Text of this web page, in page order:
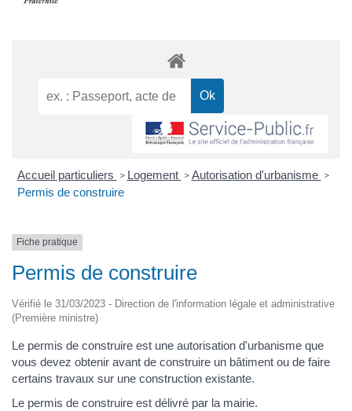
Accueil particuliers > Logement > Autorisation d'urbanisme >
Permis de construire
Fiche pratique
Permis de construire
Vérifié le 31/03/2023 - Direction de l'information légale et administrative
(Première ministre)
Le permis de construire est une autorisation d'urbanisme que
vous devez obtenir avant de construire un bâtiment ou de faire
certains travaux sur une construction existante.
Le permis de construire est délivré par la mairie.